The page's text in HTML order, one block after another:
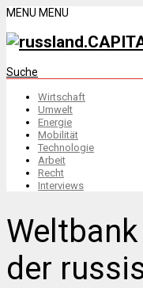
MENU MENU
Suche
Wirtschaft
Umwelt
Energie
Mobilität
Technologie
Arbeit
Recht
Interviews
der